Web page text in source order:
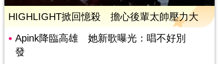
HIGHLIGHT掀回憶殺 擔心後輩太帥壓力大
Apink降臨高雄 她新歌曝光：唱不好別
發